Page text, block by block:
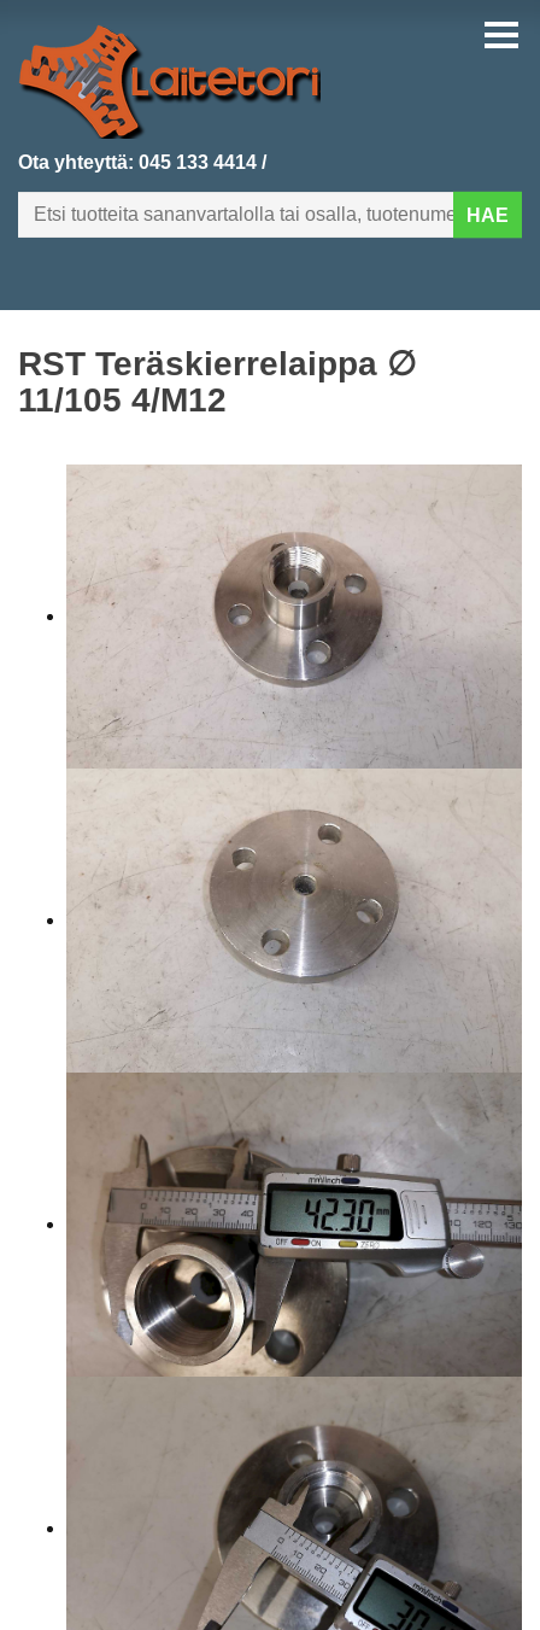
Ota yhteyttä: 045 133 4414 /
HAE
ETUSIVU
VIIMEKSI LISÄTYT
TUOTEHAKU
YHTEYSTIEDOT
RST Teräskierrelaippa ∅
11/105 4/M12